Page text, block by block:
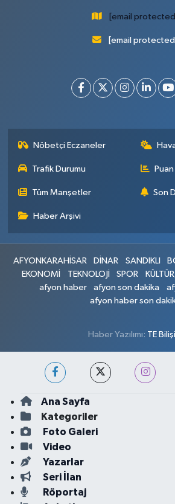
[email protected]
[email
Nöbetçi Eczaneler
Trafik Durumu
Tüm Manşetler Son
Haber Arşivi
AFYONKARAHİSAR DİNAR SANDIKLI
EKONOMİ
TEKNOLOJİ SPOR
afyon haber
afyon son dakika
afyon haber son
Haber Yazılımı: TE
Ana Sayfa
Kategoriler
Foto Galeri
Video
Yazarlar
Seri İlan
Röportaj